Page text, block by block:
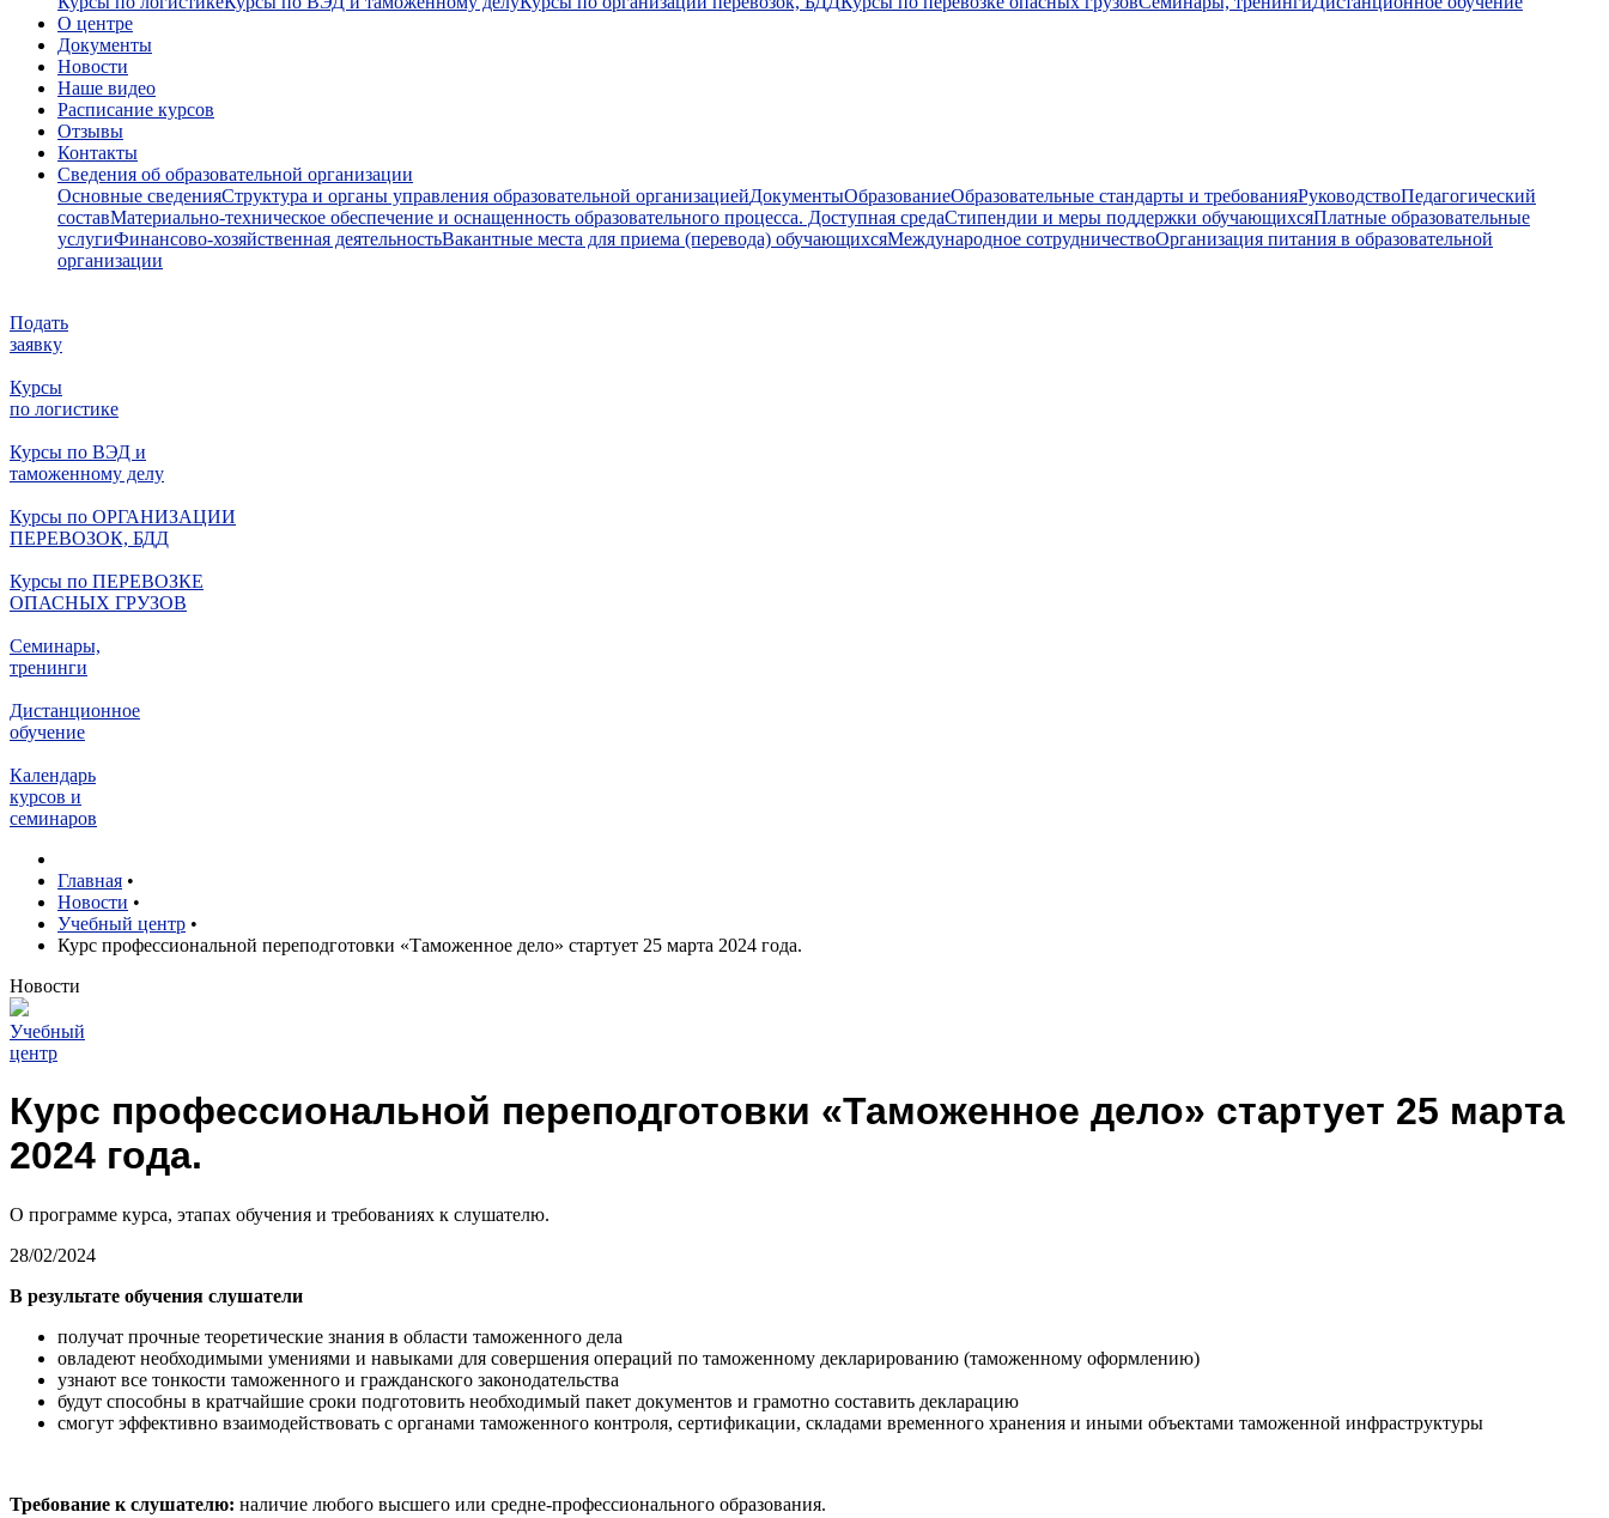
О центре
Документы
Новости
Наше видео
Расписание курсов
Отзывы
Контакты
Сведения об образовательной организации
Основные сведенияСтруктура и органы управления образовательной организациейДокументыОбразованиеОбразовательные стандарты и требованияРуководствоПедагогический
составМатериально-техническое обеспечение и оснащенность образовательного процесса. Доступная средаСтипендии и меры поддержки обучающихсяПлатные образовательные
услугиФинансово-хозяйственная деятельностьВакантные места для приема (перевода) обучающихсяМеждународное сотрудничествоОрганизация питания в образовательной
организации
Подать
заявку
Курсы
по логистике
Курсы по ВЭД и
таможенному делу
Курсы по ОРГАНИЗАЦИИ
ПЕРЕВОЗОК, БДД
Курсы по ПЕРЕВОЗКЕ
ОПАСНЫХ ГРУЗОВ
Семинары,
тренинги
Дистанционное
обучение
Календарь
курсов и
семинаров
Главная •
Новости •
Учебный центр •
Курс профессиональной переподготовки «Таможенное дело» стартует 25 марта 2024 года.
Новости
Учебный
центр
Курс профессиональной переподготовки «Таможенное дело» стартует 25 марта
2024 года.
О программе курса, этапах обучения и требованиях к слушателю.
28/02/2024
В результате обучения слушатели
получат прочные теоретические знания в области таможенного дела
овладеют необходимыми умениями и навыками для совершения операций по таможенному декларированию (таможенному оформлению)
узнают все тонкости таможенного и гражданского законодательства
будут способны в кратчайшие сроки подготовить необходимый пакет документов и грамотно составить декларацию
смогут эффективно взаимодействовать с органами таможенного контроля, сертификации, складами временного хранения и иными объектами таможенной инфраструктуры
Требование к слушателю: наличие любого высшего или средне-профессионального образования.